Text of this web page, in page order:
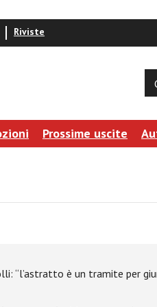
Riviste
Prossime uscite
“l’astratto è un tramite per